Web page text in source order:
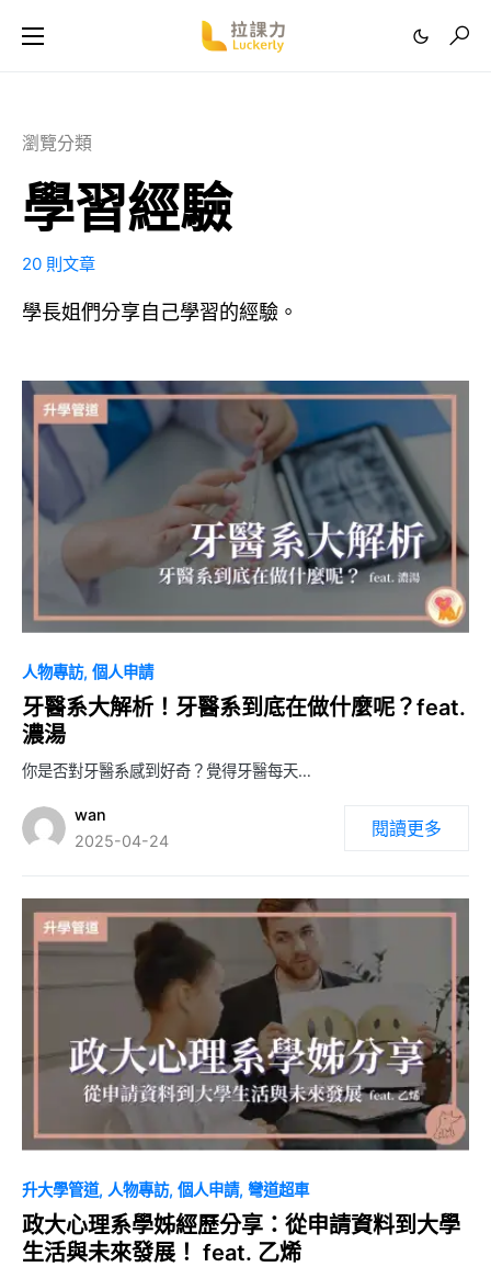
瀏覽分類
學習經驗
20 則文章
學長姐們分享自己學習的經驗。
人物專訪 個人申請
牙醫系大解析！牙醫系到底在做什麼呢？feat.
濃湯
你是否對牙醫系感到好奇？覺得牙醫每天…
wan
2025-04-24
閱讀更多
0
升大學管道 人物專訪 個人申請 彎道超車
政大心理系學姊經歷分享：從申請資料到大學
生活與未來發展！ feat. 乙烯